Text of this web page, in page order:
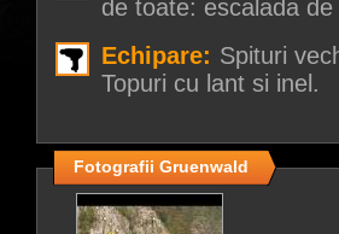
de toate: escalada
Echipare: Spituri
Topuri cu lant si inel.
Fotografii Gruenwald